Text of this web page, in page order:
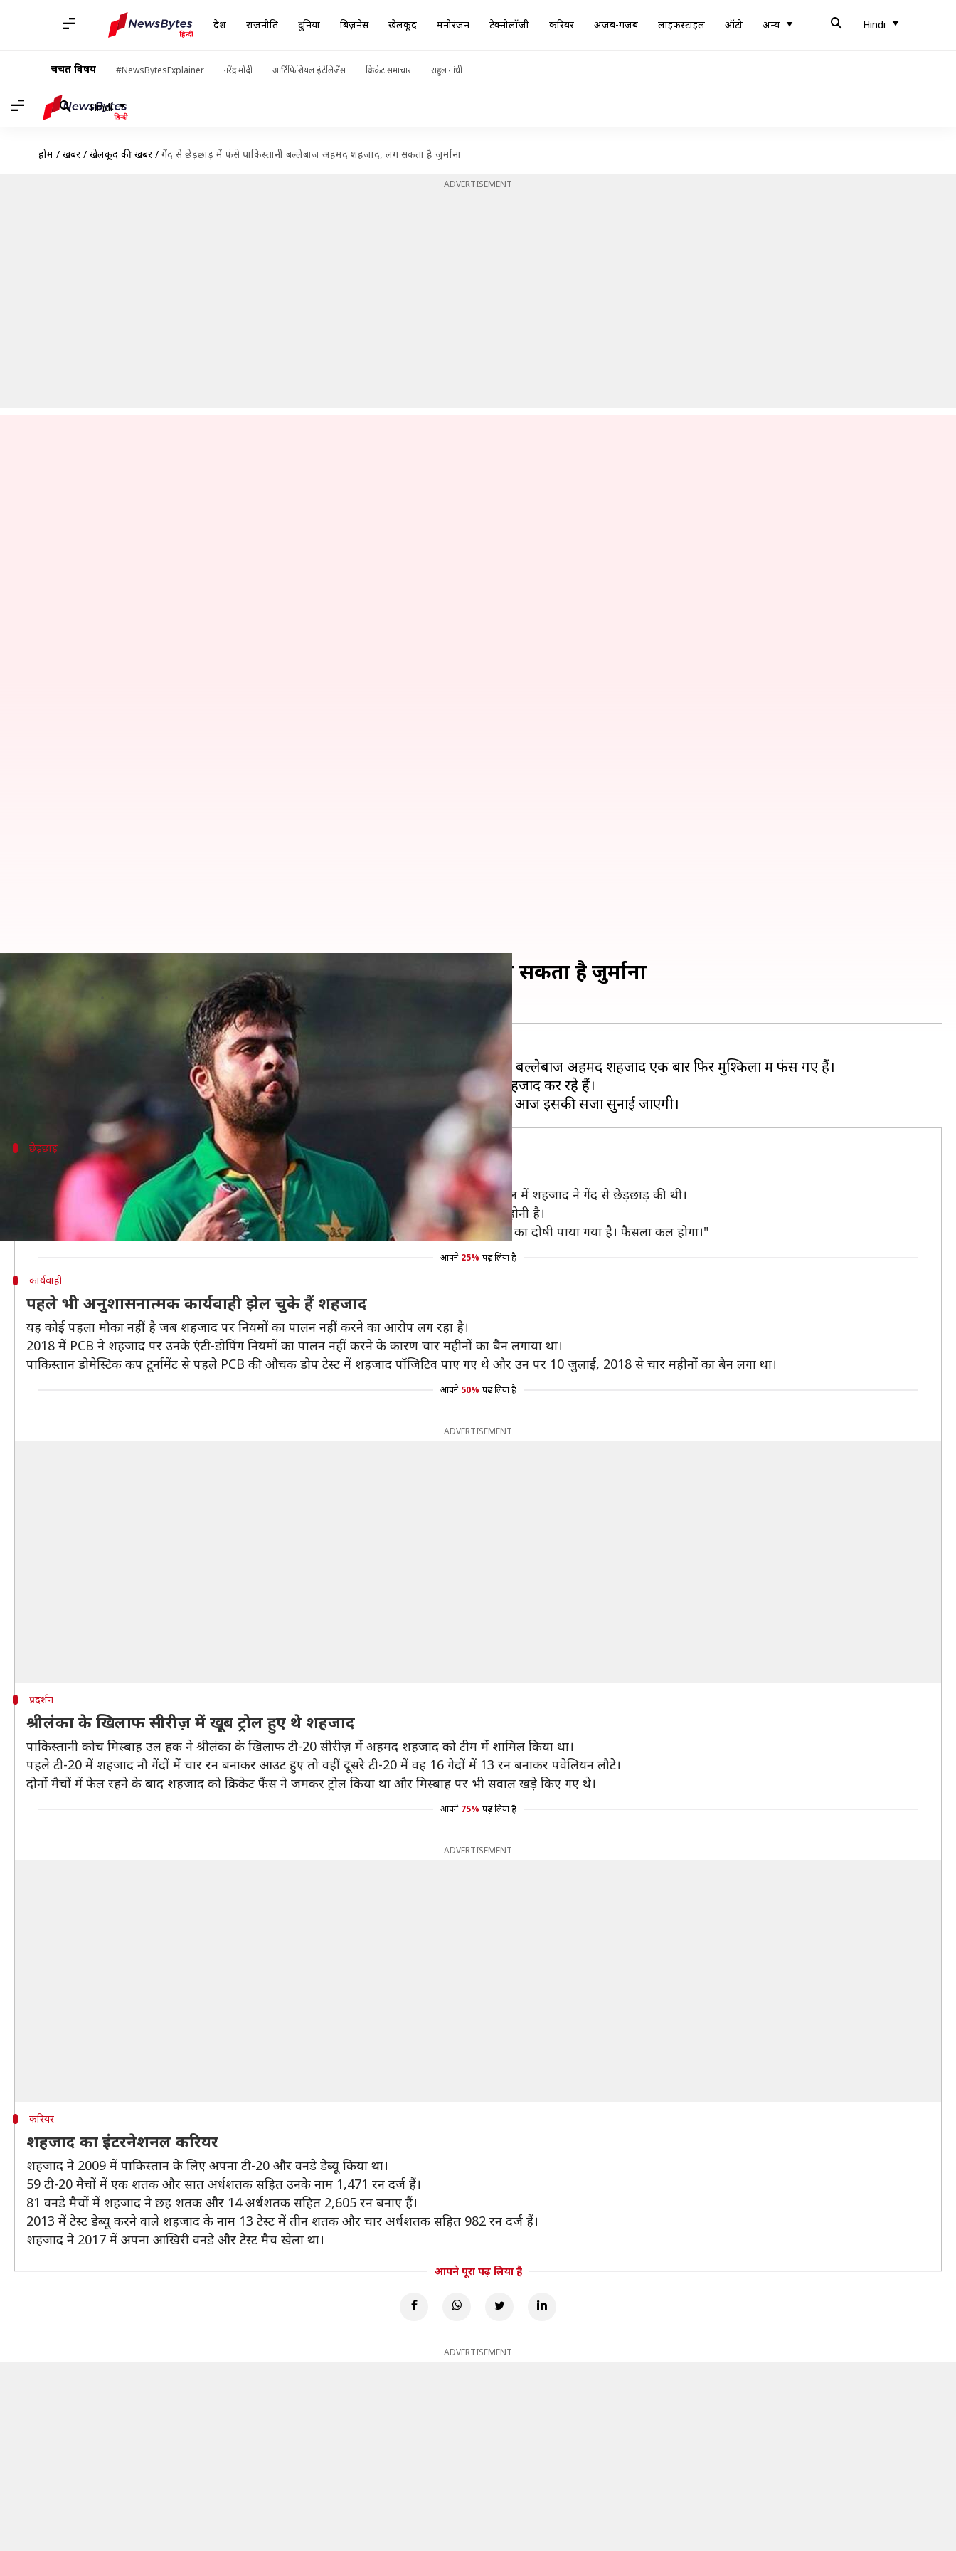
देश राजनीति दुनिया बिज़नेस खेलकूद मनोरंजन टेक्नोलॉजी करियर अजब-गजब लाइफस्टाइल ऑटो अन्य Hindi
चर्चित विषय #NewsBytesExplainer नरेंद्र मोदी आर्टिफिशियल इंटेलिजेंस क्रिकेट समाचार राहुल गांधी
Hindi
होम / खबरें / खेलकूद की खबरें / गेंद से छेड़छाड़ में फंसे पाकिस्तानी बल्लेबाज अहमद शहजाद, लग सकता है जुर्माना
ADVERTISEMENT
गेंद से छेड़छाड़ में फंसे पाकिस्तानी बल्लेबाज अहमद शहजाद, लग सकता है जुर्माना
10:21 am
हाल ही में श्रीलंका के खिलाफ घरेलू टी-20 सीरीज़ में पाकिस्तानी टीम में वापसी करने वाले ओपनिंग बल्लेबाज अहमद शहजाद एक बार फिर मुश्किलों में फंस गए हैं।
पाकिस्तान में फिलहाल कायदे आजम ट्रॉफी खेली जा रही है जिसमें सेंट्रल पंजाब टीम की कप्तानी शहजाद कर रहे हैं।
छेड़छाड़
दूसरे दिन के खेल के दौरान शहजाद ने की गेंद से छेड़छाड़
सेंट्रल पंजाब और सिंध के बीच फैसलाबाद के इकबाल स्टेडियम में खेले जा रहे मुकाबले के दूसरे दिन के खेल में शहजाद ने गेंद से छेड़छाड़ की थी।
मैच रेफरी नदीम अरशद ने शहजाद को तलब किया है, लेकिन उन्हें क्या सजा मिलेगी इसकी घोषणा आज होनी है।
PCB मीडिया ने इस बारे में ट्वीट किया, "सेंट्रल पंजाब के कप्तान अहमद शहजाद को गेंद से छेड़छाड़ करने का दोषी पाया गया है। फैसला कल होगा।"
आपने 25% पढ़ लिया है
कार्यवाही
पहले भी अनुशासनात्मक कार्यवाही झेल चुके हैं शहजाद
यह कोई पहला मौका नहीं है जब शहजाद पर नियमों का पालन नहीं करने का आरोप लग रहा है।
2018 में PCB ने शहजाद पर उनके एंटी-डोपिंग नियमों का पालन नहीं करने के कारण चार महीनों का बैन लगाया था।
पाकिस्तान डोमेस्टिक कप टूर्नामेंट से पहले PCB की औचक डोप टेस्ट में शहजाद पॉजिटिव पाए गए थे और उन पर 10 जुलाई, 2018 से चार महीनों का बैन लगा था।
आपने 50% पढ़ लिया है
ADVERTISEMENT
प्रदर्शन
श्रीलंका के खिलाफ सीरीज़ में खूब ट्रोल हुए थे शहजाद
पाकिस्तानी कोच मिस्बाह उल हक ने श्रीलंका के खिलाफ टी-20 सीरीज़ में अहमद शहजाद को टीम में शामिल किया था।
पहले टी-20 में शहजाद नौ गेंदों में चार रन बनाकर आउट हुए तो वहीं दूसरे टी-20 में वह 16 गेदों में 13 रन बनाकर पवेलियन लौटे।
दोनों मैचों में फेल रहने के बाद शहजाद को क्रिकेट फैंस ने जमकर ट्रोल किया था और मिस्बाह पर भी सवाल खड़े किए गए थे।
आपने 75% पढ़ लिया है
ADVERTISEMENT
करियर
शहजाद का इंटरनेशनल करियर
शहजाद ने 2009 में पाकिस्तान के लिए अपना टी-20 और वनडे डेब्यू किया था।
59 टी-20 मैचों में एक शतक और सात अर्धशतक सहित उनके नाम 1,471 रन दर्ज हैं।
81 वनडे मैचों में शहजाद ने छह शतक और 14 अर्धशतक सहित 2,605 रन बनाए हैं।
2013 में टेस्ट डेब्यू करने वाले शहजाद के नाम 13 टेस्ट में तीन शतक और चार अर्धशतक सहित 982 रन दर्ज हैं।
शहजाद ने 2017 में अपना आखिरी वनडे और टेस्ट मैच खेला था।
आपने पूरा पढ़ लिया है
ADVERTISEMENT